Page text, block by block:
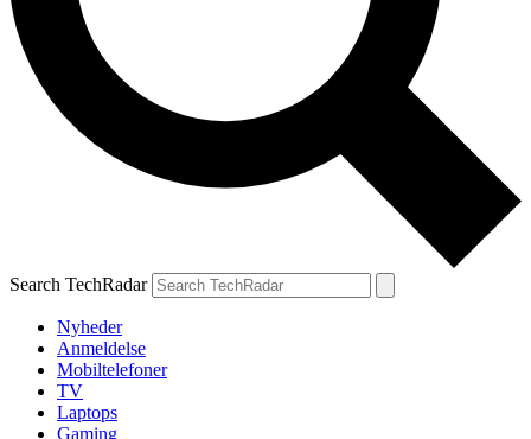
Search TechRadar
Nyheder
Anmeldelse
Mobiltelefoner
TV
Laptops
Gaming